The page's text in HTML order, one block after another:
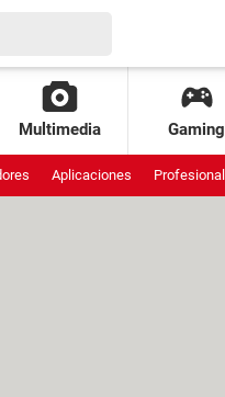
Multimedia Gaming
Aplicaciones Profesional